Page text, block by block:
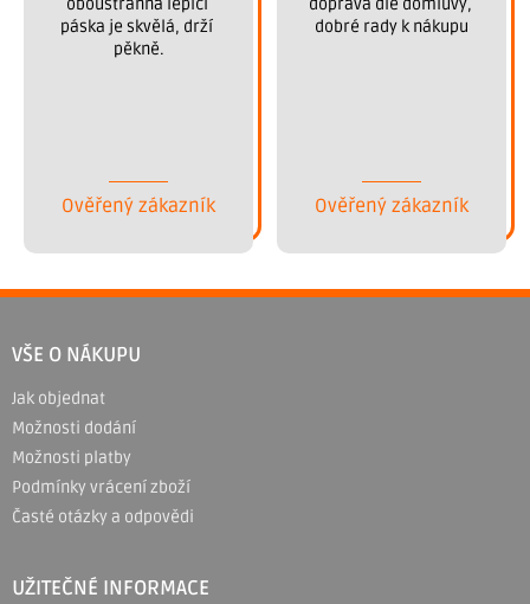
páska je skvělá, drží
pěkně.
Ověřený zákazník
dobré rady k nákupu
Ověřený zákazník
á
a
VŠE O NÁKUPU
Jak objednat
Možnosti dodání
Možnosti platby
Podmínky vrácení zboží
Časté otázky a odpovědi
UŽITEČNÉ INFORMACE